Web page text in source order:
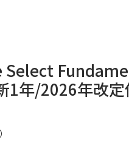
1年/2026年改